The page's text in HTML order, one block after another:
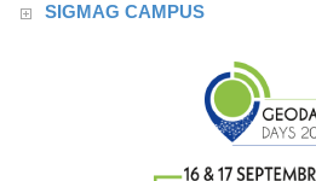
SIGMAG CAMPUS